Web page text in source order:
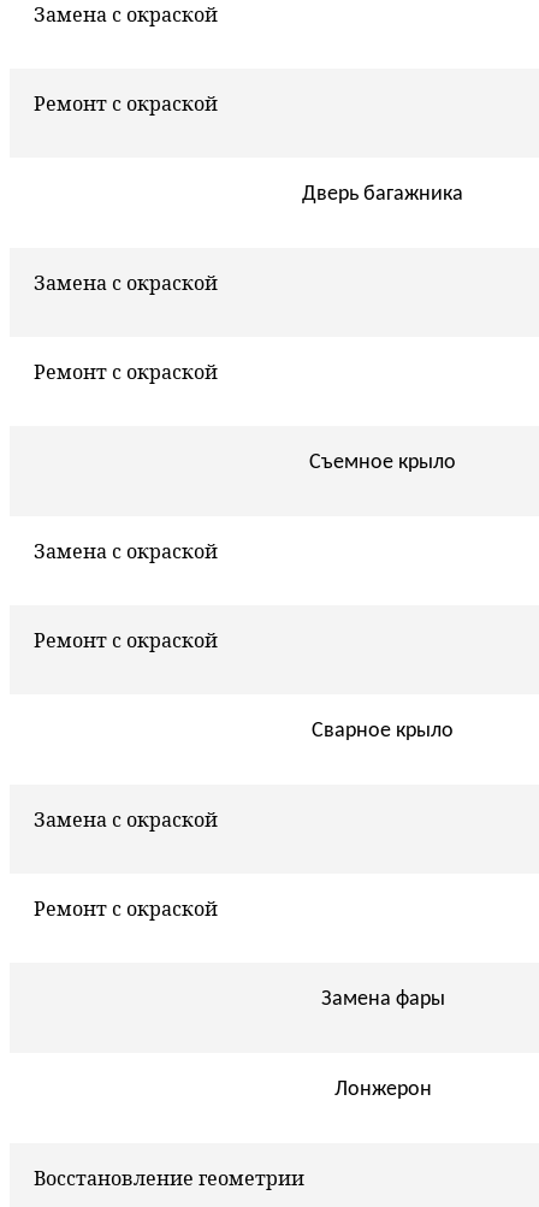
Замена с окраской
Ремонт с окраской
Дверь багажника
Замена с окраской
Ремонт с окраской
Съемное крыло
Замена с окраской
Ремонт с окраской
Сварное крыло
Замена с окраской
Ремонт с окраской
Замена фары
Лонжерон
Восстановление геометрии